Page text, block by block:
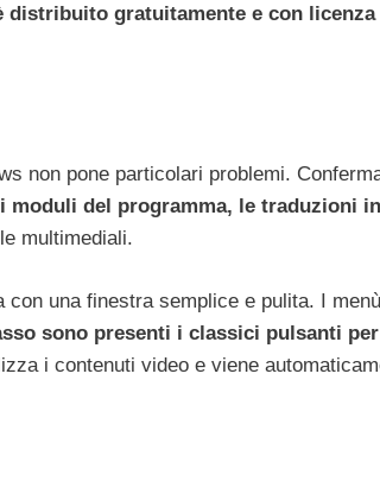
distribuito gratuitamente e con licenza
non pone particolari problemi.
i moduli del programma, le traduzioni
multimediali.
una finestra semplice e pulita. I
sono presenti i classici pulsanti
i contenuti video e viene